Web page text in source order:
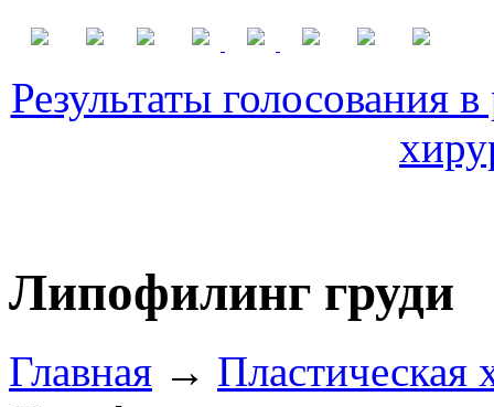
Результаты голосования
Липофилинг груди
Главная → Пластическая